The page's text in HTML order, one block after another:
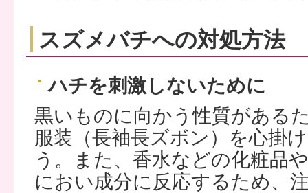
スズメバチへの対処方法
ハチを刺激しないために
黒いものに向かう性質がある
服装（長袖長ズボン）を心掛
う。また、香水などの化粧品
におい成分に反応するため、